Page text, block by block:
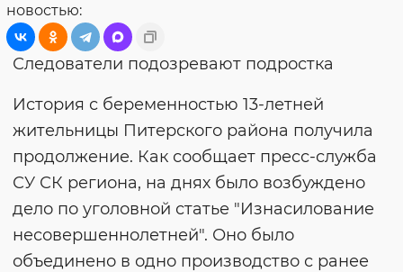
новостью:
Следователи подозревают подростка
История с беременностью 13-летней
жительницы Питерского района получила
продолжение. Как сообщает пресс-служба
СУ СК региона, на днях было возбуждено
дело по уголовной статье "Изнасилование
несовершеннолетней". Оно было
объединено в одно производство с ранее